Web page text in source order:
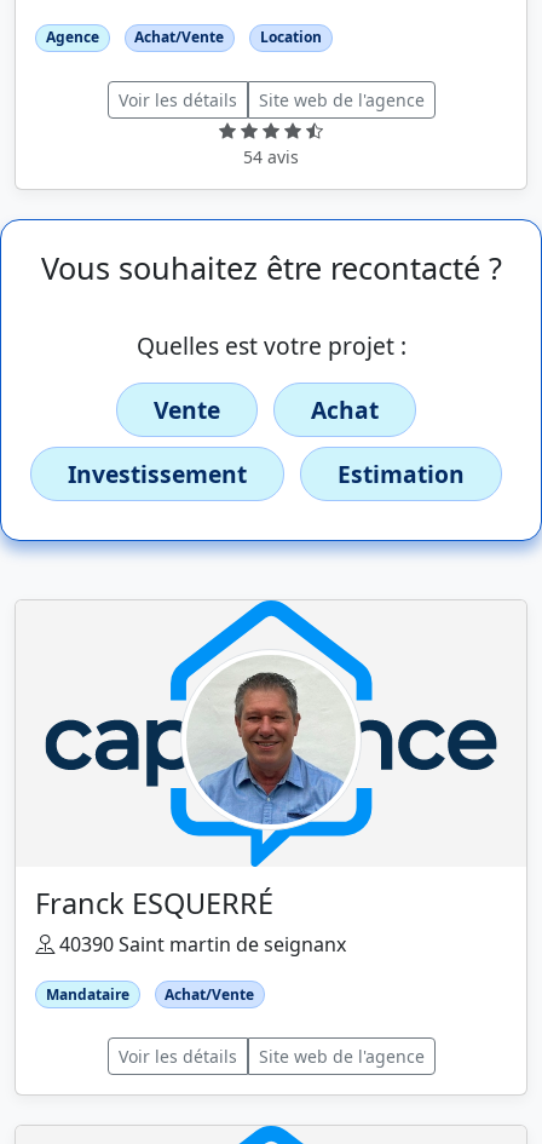
Agence Achat/Vente Location
Voir les détails Site web de l'agence
54 avis
Vous souhaitez être recontacté ?
Quelles est votre projet :
Vente
Achat
Investissement
Estimation
Franck ESQUERRÉ
40390 Saint martin de seignanx
Mandataire Achat/Vente
Voir les détails Site web de l'agence